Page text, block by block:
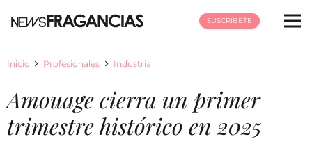
SUSCRÍBETE
Inicio Profesionales Industria
Amouage cierra un primer
trimestre histórico en 2025